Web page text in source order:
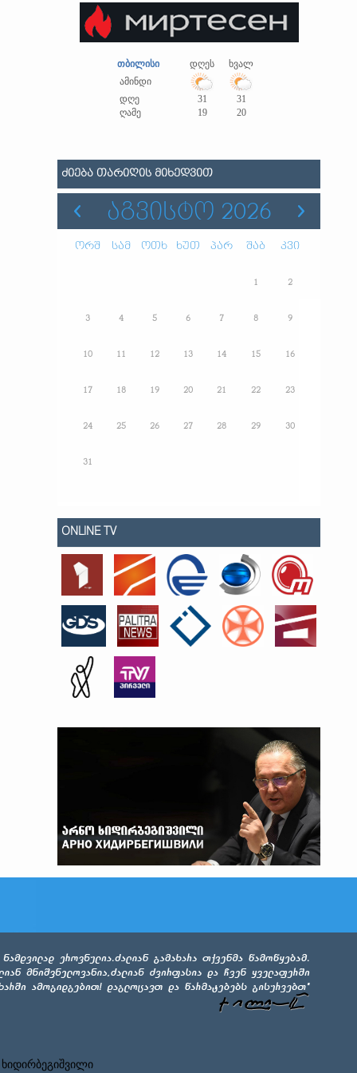
თბილისი დღეს
ხვალ
ამინდი
დღე
31
31
ღამე
19 20
ᲫᲘᲔᲑᲐ ᲗᲐᲠᲘᲦᲘᲡ ᲛᲘᲮᲔᲓᲕᲘᲗ
ᲐᲒᲕᲘᲡᲢᲝ 2026
ორშ სამ ოთხ ხუთ პარ შაბ კვი
1 2
3 4 5 6 7 8 9
10 11 12 13 14 15 16
17 18 19 20 21 22 23
24 25 26 27 28 29 30
31
ONLINE TV